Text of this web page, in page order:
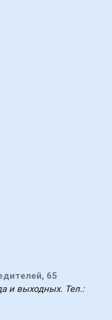
65
и выходных. Тел.: